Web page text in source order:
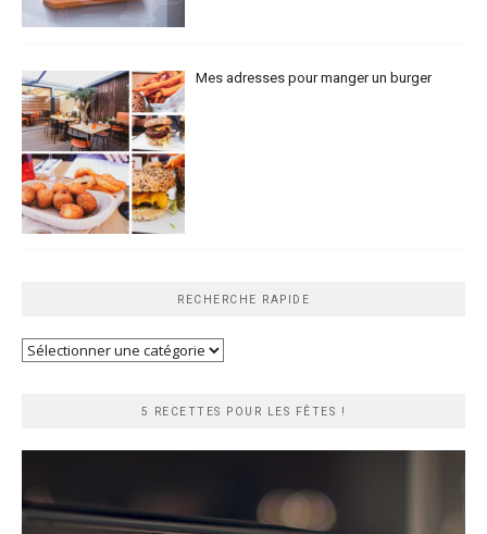
Mes adresses pour manger un burger
RECHERCHE RAPIDE
Recherche
5 RECETTES POUR LES FÊTES !